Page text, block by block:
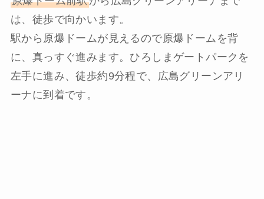
は、徒歩で向かいます。
駅から原爆ドームが見えるので原爆ドームを背
に、真っすぐ進みます。ひろしまゲートパークを
左手に進み、徒歩約9分程で、広島グリーンアリ
ーナに到着です。